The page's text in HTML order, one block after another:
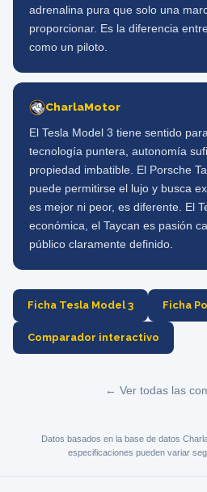
adrenalina pura que solo una
proporcionar. Es la diferencia
como un piloto.
CharlaMotor
El Tesla Model 3 tiene sentido
tecnología puntera, autonomía
propiedad imbatible. El Porsche
puede permitirse el lujo y busca
es mejor ni peor, es diferente. El
económica, el Taycan es pasión
público claramente definido.
Ficha Tesla Model 3 Ficha
Comparador interactivo
← Ver todas las
Datos basados en la base de datos
especificaciones pueden variar